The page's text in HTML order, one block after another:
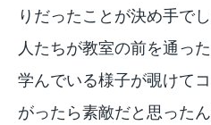
りだったことが決め手で
人たちが教室の前を通っ
学んでいる様子が覗けて
がったら素敵だと思った